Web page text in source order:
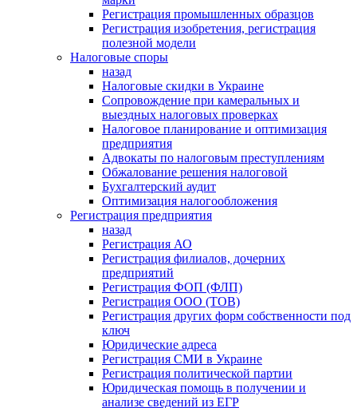
Регистрация промышленных образцов
Регистрация изобретения, регистрация
полезной модели
Налоговые споры
назад
Налоговые скидки в Украине
Сопровождение при камеральных и
выездных налоговых проверках
Налоговое планирование и оптимизация
предприятия
Адвокаты по налоговым преступлениям
Обжалование решения налоговой
Бухгалтерский аудит
Оптимизация налогообложения
Регистрация предприятия
назад
Регистрация АО
Регистрация филиалов, дочерних
предприятий
Регистрация ФОП (ФЛП)
Регистрация ООО (ТОВ)
Регистрация других форм собственности под
ключ
Юридические адреса
Регистрация СМИ в Украине
Регистрация политической партии
Юридическая помощь в получении и
анализе сведений из ЕГР